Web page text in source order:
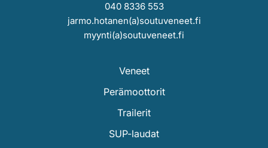
040 8336 553
jarmo.hotanen(a)soutuveneet.fi
myynti(a)soutuveneet.fi
Veneet
Perämoottorit
Trailerit
SUP-laudat